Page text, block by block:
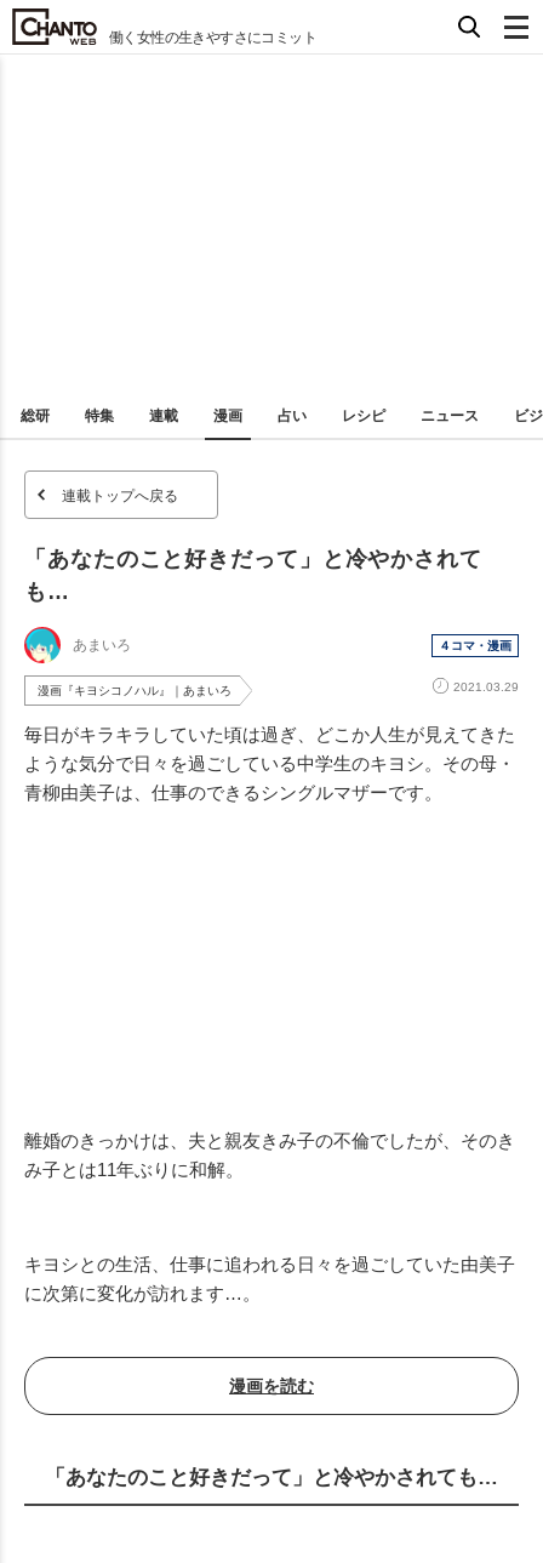
働く女性の生きやすさにコミット
総研 特集 連載 漫画 占い レシピ ニュース ビ
連載トップへ戻る
「あなたのこと好きだって」と冷やかされて
も…
あまいろ ４コマ・漫画
漫画『キヨシコノハル』｜あまいろ 2021.03.29
毎日がキラキラしていた頃は過ぎ、どこか人生が見えてきた
ような気分で日々を過ごしている中学生のキヨシ。その母・
青柳由美子は、仕事のできるシングルマザーです。
離婚のきっかけは、夫と親友きみ子の不倫でしたが、そのき
み子とは11年ぶりに和解。
キヨシとの生活、仕事に追われる日々を過ごしていた由美子
に次第に変化が訪れます…。
漫画を読む
「あなたのこと好きだって」と冷やかされても…